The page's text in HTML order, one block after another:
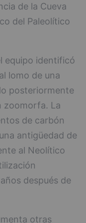
de la Cueva
del Paleolítico
equipo identificó
lomo de una
posteriormente
zoomorfa. La
de carbón
antigüedad de
al Neolítico
después de
otras